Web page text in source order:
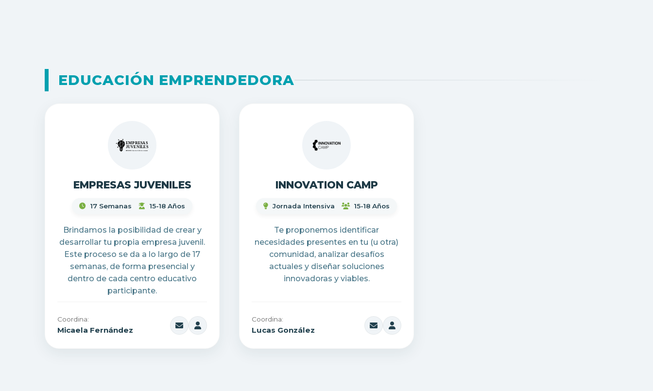
EDUCACIÓN EMPRENDEDORA
EMPRESAS JUVENILES
17 Semanas 15-18 Años
Brindamos la posibilidad de crear y
desarrollar tu propia empresa juvenil.
Este proceso se da a lo largo de 17
semanas, de forma presencial y
dentro de cada centro educativo
participante.
Coordina:
Micaela Fernández
INNOVATION CAMP
Jornada Intensiva 15-18 Años
Te proponemos identificar
necesidades presentes en tu (u otra)
comunidad, analizar desafíos
actuales y diseñar soluciones
innovadoras y viables.
Coordina:
Lucas González